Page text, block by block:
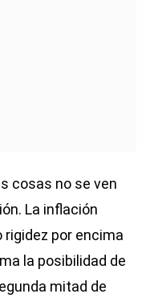
cosas no se ven
La inflación
por encima
la posibilidad de
mitad de